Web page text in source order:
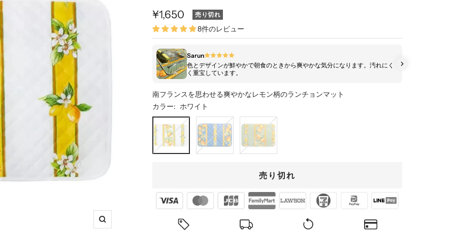
ズ
セ
ー
ル
価
¥1,650 売り切れ
8件のレビュー
Sarun
色とデザインが鮮やかで朝食のときから爽やかな気分になります。汚れにく
く重宝しています。
南フランスを思わせる爽やかなレモン柄のランチョンマット
カラー: ホワイト
ホ
ワ
イ
ブ
ル
ー
グ
リ
ー
売り切れ